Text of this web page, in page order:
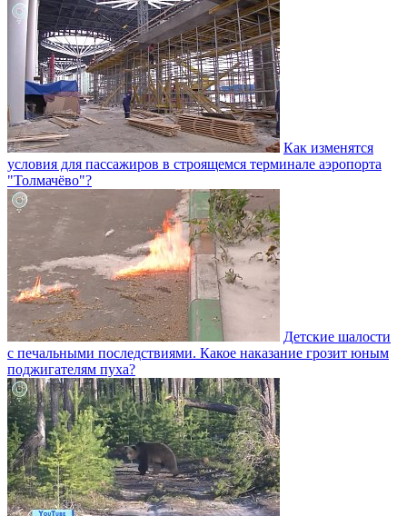
Как изменятся
условия для пассажиров в строящемся терминале аэропорта
"Толмачёво"?
Детские шалости
с печальными последствиями. Какое наказание грозит юным
поджигателям пуха?